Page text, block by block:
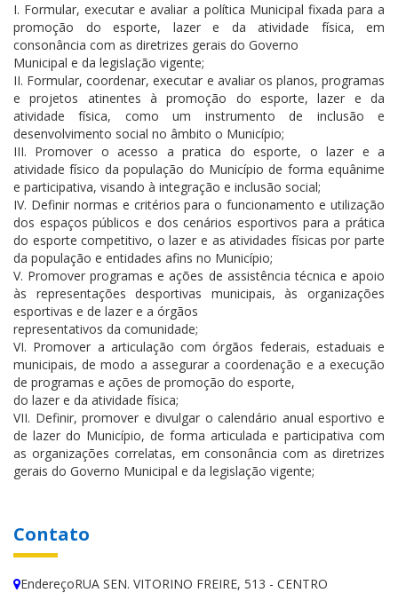
I. Formular, executar e avaliar a política Municipal fixada para a
promoção do esporte, lazer e da atividade física, em
consonância com as diretrizes gerais do Governo
Municipal e da legislação vigente;
II. Formular, coordenar, executar e avaliar os planos, programas
e projetos atinentes à promoção do esporte, lazer e da
atividade física, como um instrumento de inclusão e
desenvolvimento social no âmbito o Município;
III. Promover o acesso a pratica do esporte, o lazer e a
atividade físico da população do Município de forma equânime
e participativa, visando à integração e inclusão social;
IV. Definir normas e critérios para o funcionamento e utilização
dos espaços públicos e dos cenários esportivos para a prática
do esporte competitivo, o lazer e as atividades físicas por parte
da população e entidades afins no Município;
V. Promover programas e ações de assistência técnica e apoio
às representações desportivas municipais, às organizações
esportivas e de lazer e a órgãos
representativos da comunidade;
VI. Promover a articulação com órgãos federais, estaduais e
municipais, de modo a assegurar a coordenação e a execução
de programas e ações de promoção do esporte,
do lazer e da atividade física;
VII. Definir, promover e divulgar o calendário anual esportivo e
de lazer do Município, de forma articulada e participativa com
as organizações correlatas, em consonância com as diretrizes
gerais do Governo Municipal e da legislação vigente;
Contato
EndereçoRUA SEN. VITORINO FREIRE, 513 - CENTRO